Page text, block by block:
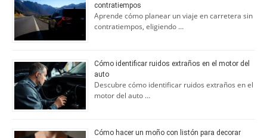
contratiempos
Aprende cómo planear un viaje en carretera sin
contratiempos, eligiendo …
Cómo identificar ruidos extraños en el motor del
auto
Descubre cómo identificar ruidos extraños en el
motor del auto …
Cómo hacer un moño con listón para decorar